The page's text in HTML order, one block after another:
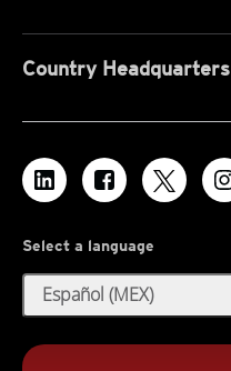
Country Headquarters
Select a language
Español (MEX)